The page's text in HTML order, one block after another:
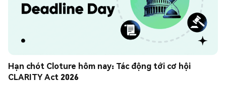
Hạn chót Cloture hôm nay: Tác động tới cơ hội
CLARITY Act 2026